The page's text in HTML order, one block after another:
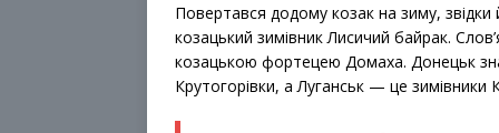
Повертався додому козак на зиму,
козацький зимівник Лисичий байрак.
козацькою фортецею Домаха. Донецьк
Крутогорівки, а Луганськ — це зимівники